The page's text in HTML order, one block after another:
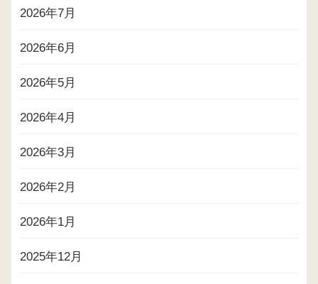
2026年7月
2026年6月
2026年5月
2026年4月
2026年3月
2026年2月
2026年1月
2025年12月